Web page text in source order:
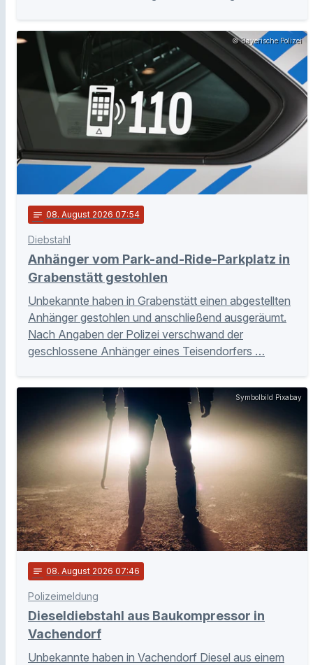
© Bayerische Polizei
notes 08. August 2026 07:54
Diebstahl
Anhänger vom Park-and-Ride-Parkplatz in
Grabenstätt gestohlen
Unbekannte haben in Grabenstätt einen abgestellten
Anhänger gestohlen und anschließend ausgeräumt.
Nach Angaben der Polizei verschwand der
geschlossene Anhänger eines Teisendorfers …
Symbolbild Pixabay
notes 08. August 2026 07:46
Polizeimeldung
Dieseldiebstahl aus Baukompressor in
Vachendorf
Unbekannte haben in Vachendorf Diesel aus einem